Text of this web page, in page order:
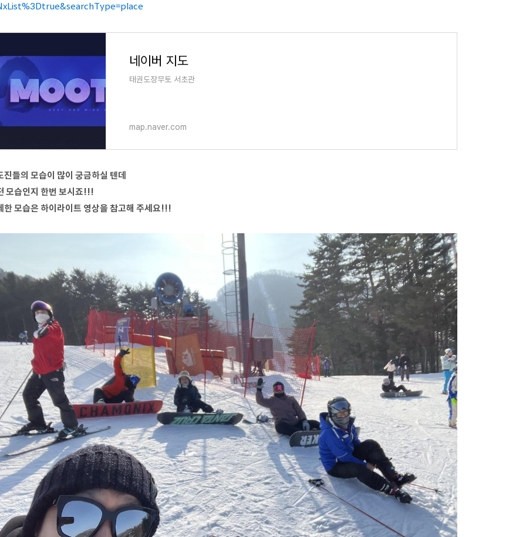
네이버 지도
태권도장무토 서초관
map.naver.com
진들의 모습이 많이 궁금하실 텐데
모습인지 한번 보시죠!!!
한 모습은 하이라이트 영상을 참고해 주세요!!!